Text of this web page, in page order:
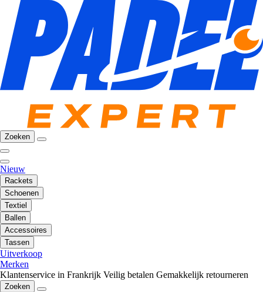
Zoeken
Nieuw
Rackets
Schoenen
Textiel
Ballen
Accessoires
Tassen
Uitverkoop
Merken
Klantenservice in Frankrijk Veilig betalen Gemakkelijk retourneren
Zoeken